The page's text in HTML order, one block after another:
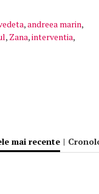
,andreea marin,
, Zana,interventia,
mai recente |